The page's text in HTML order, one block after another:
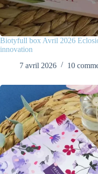
Biotyfull box Avril 2026
innovation
7 avril 2026
10